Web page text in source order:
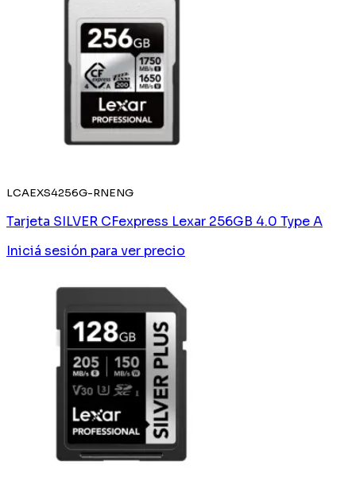
LCAEXS4256G-RNENG
Tarjeta SILVER CFexpress Lexar 256GB 4.0 Type A
Iniciá sesión para ver precio